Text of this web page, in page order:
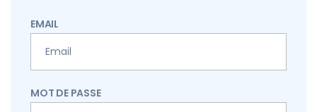
EMAIL
MOT DE PASSE